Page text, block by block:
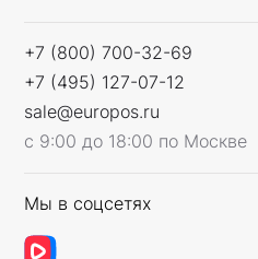
+7 (800) 700-32-69
+7 (495) 127-07-12
sale@europos.ru
с 9:00 до 18:00 по Москве
Мы в соцсетях